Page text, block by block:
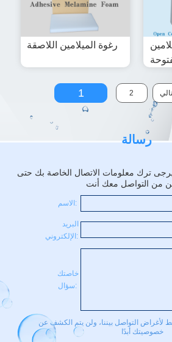
رغوة الميلامين اللاصقة
1 2
رسالة
يرجى ترك معلومات الاتصال الخاصة بك حتى
من التواصل معك أنت
الاسم:
البريد
الإلكتروني:
خاصتك
سؤال:
لأغراض التواصل بيننا، ولن يتم الكشف عن
خصوصيتك أبدًا